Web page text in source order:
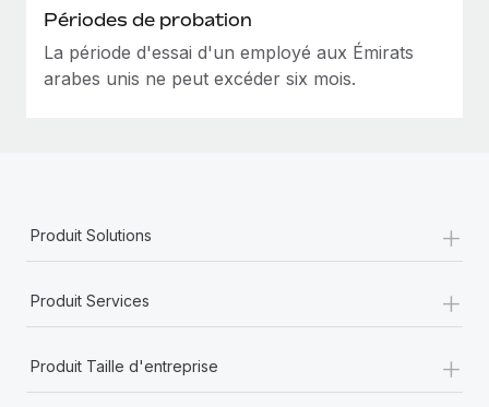
Périodes de probation
La période d'essai d'un employé aux Émirats
arabes unis ne peut excéder six mois.
Produit Solutions +
Produit Services +
Produit Taille d'entreprise +